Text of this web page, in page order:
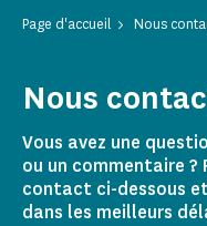
Page d'accueil Nous
Nous
Vous avez une
ou un commentaire ?
contact ci-dessous
dans les meilleurs